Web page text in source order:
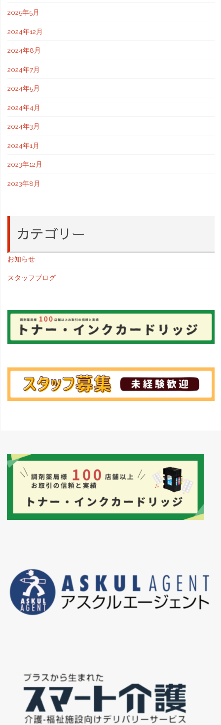
2025年5月
2024年12月
2024年8月
2024年7月
2024年5月
2024年4月
2024年3月
2024年1月
2023年12月
2023年8月
カテゴリー
お知らせ
スタッフブログ